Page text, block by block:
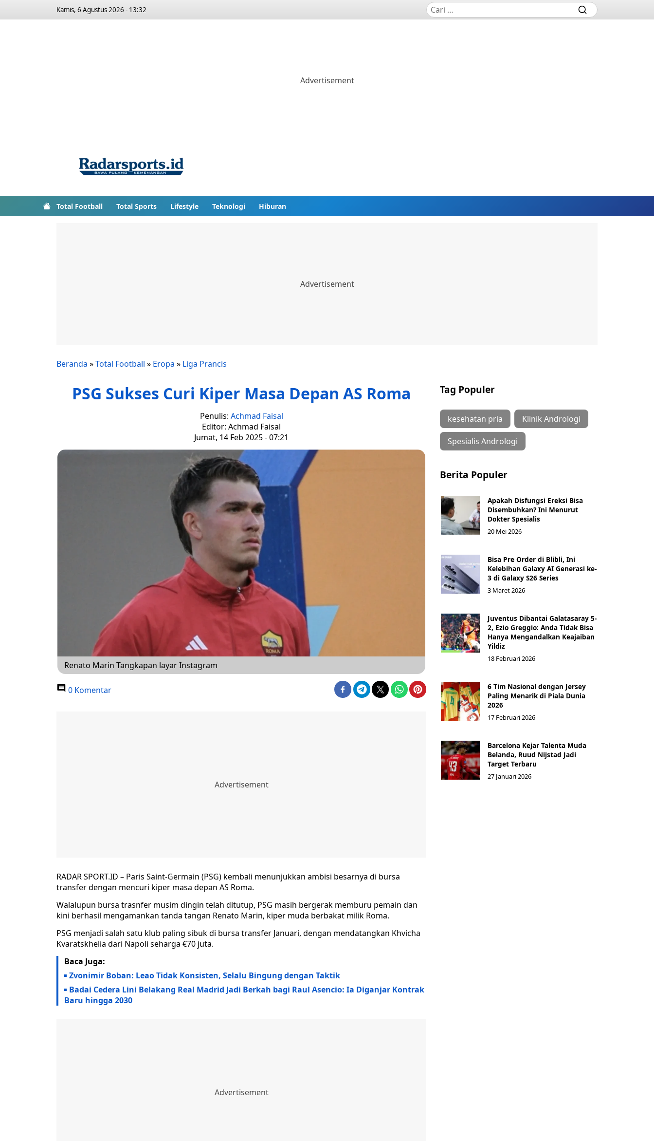
Kamis, 6 Agustus 2026 - 13:32
Total Football Total Sports Lifestyle Teknologi Hiburan
Beranda »Total Football » Eropa » Liga Prancis
PSG Sukses Curi Kiper Masa Depan AS Roma
Penulis: Achmad Faisal
Editor: Achmad Faisal
Jumat, 14 Feb 2025 - 07:21
Renato Marin Tangkapan layar Instagram
0 Komentar
RADAR SPORT.ID – Paris Saint-Germain (PSG) kembali menunjukkan ambisi besarnya di bursa
transfer dengan mencuri kiper masa depan AS Roma.
Walalupun bursa trasnfer musim dingin telah ditutup, PSG masih bergerak memburu pemain dan
kini berhasil mengamankan tanda tangan Renato Marin, kiper muda berbakat milik Roma.
PSG menjadi salah satu klub paling sibuk di bursa transfer Januari, dengan mendatangkan Khvicha
Kvaratskhelia dari Napoli seharga €70 juta.
Baca Juga:
Zvonimir Boban: Leao Tidak Konsisten, Selalu Bingung dengan Taktik
Badai Cedera Lini Belakang Real Madrid Jadi Berkah bagi Raul Asencio: Ia Diganjar Kontrak
Baru hingga 2030
Tag Populer
kesehatan pria Klinik Andrologi
Spesialis Andrologi
Berita Populer
Apakah Disfungsi Ereksi Bisa
Disembuhkan? Ini Menurut
Dokter Spesialis
20 Mei 2026
Bisa Pre Order di Blibli, Ini
Kelebihan Galaxy AI Generasi ke-
3 di Galaxy S26 Series
3 Maret 2026
Juventus Dibantai Galatasaray 5-
2, Ezio Greggio: Anda Tidak Bisa
Hanya Mengandalkan Keajaiban
Yildiz
18 Februari 2026
6 Tim Nasional dengan Jersey
Paling Menarik di Piala Dunia
2026
17 Februari 2026
Barcelona Kejar Talenta Muda
Belanda, Ruud Nijstad Jadi
Target Terbaru
27 Januari 2026